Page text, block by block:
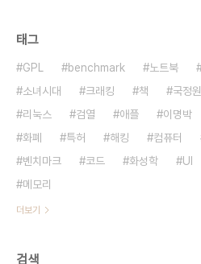
태그
GPL benchmark 노트북
소녀시대
크래킹 책 국정원
리눅스
검열 애플 이명박
화폐
특허 해킹 컴퓨터
벤치마크
코드 화성학 UI
메모리
더보기
검색